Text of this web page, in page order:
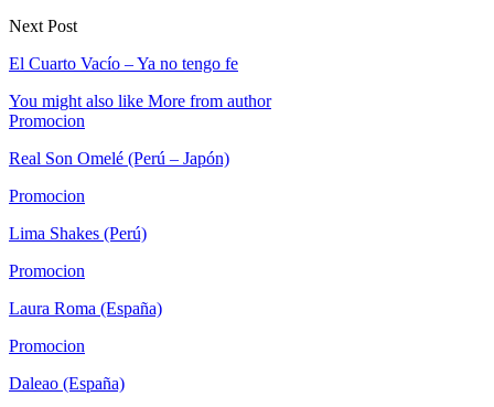
Next Post
El Cuarto Vacío – Ya no tengo fe
You might also like More from author
Promocion
Real Son Omelé (Perú – Japón)
Promocion
Lima Shakes (Perú)
Promocion
Laura Roma (España)
Promocion
Daleao (España)